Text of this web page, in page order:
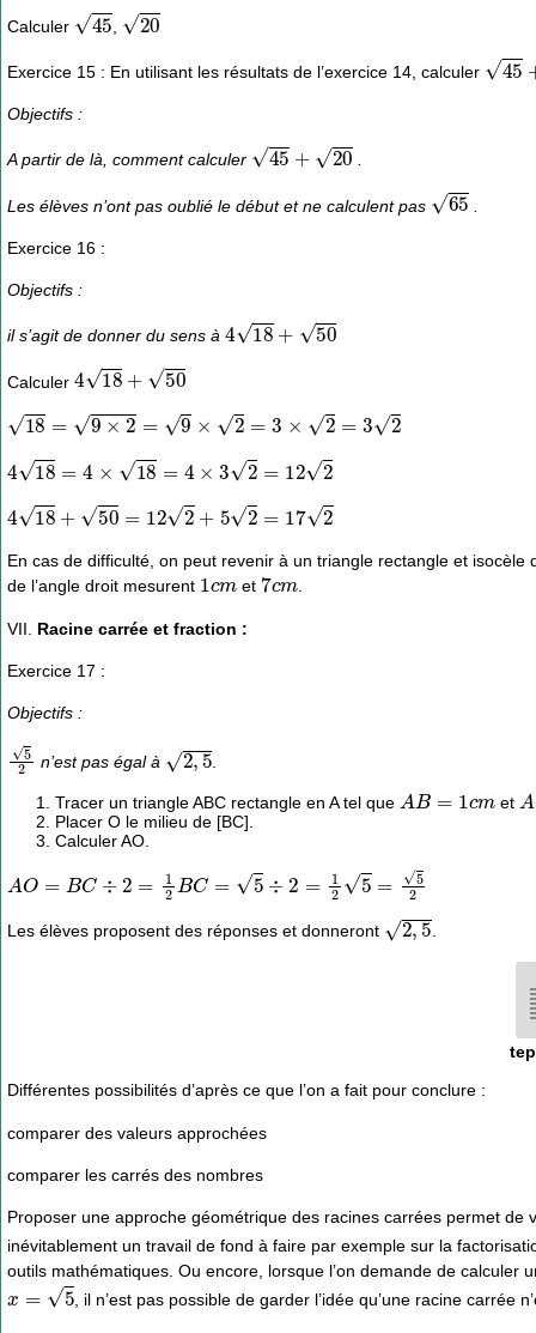
Calculer 45 20
Exercice 15 : En utilisant les résultats de l’exercice 14, calculer 45+
Objectifs :
A partir de là, comment calculer 45+20 .
Les élèves n’ont pas oublié le début et ne calculent pas 65
Exercice 16 :
Objectifs :
il s’agit de donner du sens à 4 18+50
Calculer 4 18+50
18=9 9×2=3 32
4 18=4 18 32=
2
4 18+50 122+ 2=172
En cas de difficulté, on peut revenir à un triangle rectangle et
de l’angle droit mesurent 1c m et 7 cm.
VII. Racine carrée et fraction :
Exercice 17 :
Objectifs :
52 n’est pas égal à ,5
Tracer un triangle ABC rectangle en A tel que A B= m et A
Placer O le milieu de [BC].
Calculer AO.
A O= C÷ 2 2B = ÷2= =5
Les élèves proposent des réponses et donneront ,5 .
Différentes possibilités d’après ce que l’on a fait pour conclure :
comparer des valeurs approchées
comparer les carrés des nombres
Proposer une approche géométrique des racines carrées permet
inévitablement un travail de fond à faire par exemple sur la
outils mathématiques. Ou encore, lorsque l’on demande de
, il n’est pas possible de garder l’idée qu’une racine carrée